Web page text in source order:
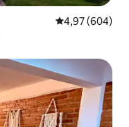
Évaluation
4,97 (604)